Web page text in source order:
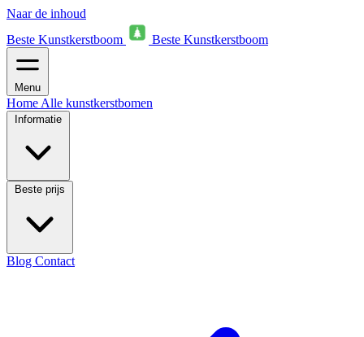
Naar de inhoud
Beste Kunstkerstboom
Beste Kunstkerstboom
Menu
Home Alle kunstkerstbomen
Informatie
Beste prijs
Blog Contact